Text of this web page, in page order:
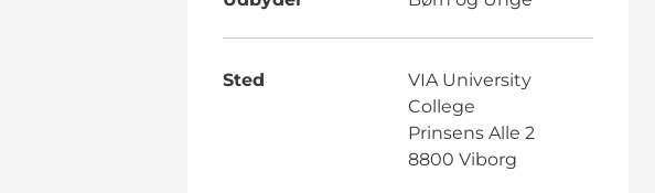
Sted
VIA University
College
Prinsens Alle 2
8800 Viborg